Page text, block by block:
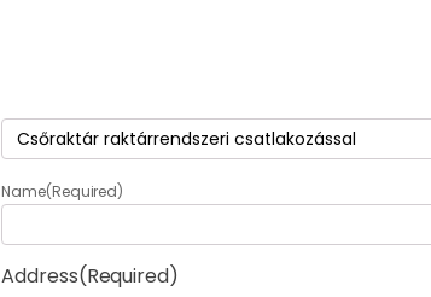
Termék(Required)
Name(Required)
Address(Required)